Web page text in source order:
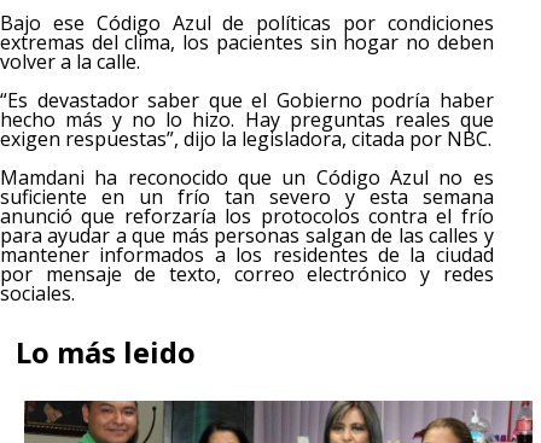
Bajo ese Código Azul de políticas por condiciones
extremas del clima, los pacientes sin hogar no deben
volver a la calle.
“Es devastador saber que el Gobierno podría haber
hecho más y no lo hizo. Hay preguntas reales que
exigen respuestas”, dijo la legisladora, citada por NBC.
Mamdani ha reconocido que un Código Azul no es
suficiente en un frío tan severo y esta semana
anunció que reforzaría los protocolos contra el frío
para ayudar a que más personas salgan de las calles y
mantener informados a los residentes de la ciudad
por mensaje de texto, correo electrónico y redes
sociales.
Lo más leido